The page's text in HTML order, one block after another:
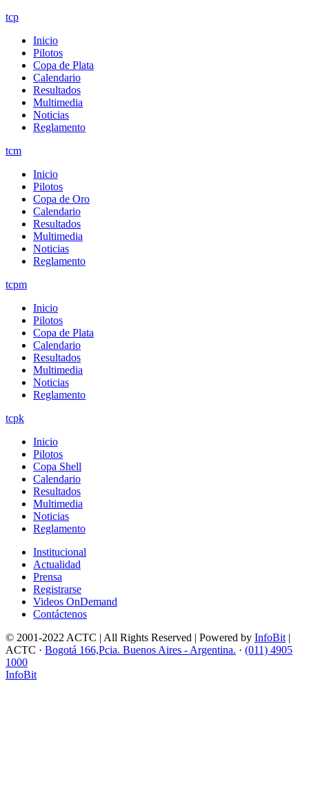
tcp
Inicio
Pilotos
Copa de Plata
Calendario
Resultados
Multimedia
Noticias
Reglamento
tcm
Inicio
Pilotos
Copa de Oro
Calendario
Resultados
Multimedia
Noticias
Reglamento
tcpm
Inicio
Pilotos
Copa de Plata
Calendario
Resultados
Multimedia
Noticias
Reglamento
tcpk
Inicio
Pilotos
Copa Shell
Calendario
Resultados
Multimedia
Noticias
Reglamento
Institucional
Actualidad
Prensa
Registrarse
Videos OnDemand
Contáctenos
© 2001-2022 ACTC | All Rights Reserved | Powered by InfoBit |
ACTC · Bogotá 166,Pcia. Buenos Aires - Argentina. · (011) 4905
1000
InfoBit